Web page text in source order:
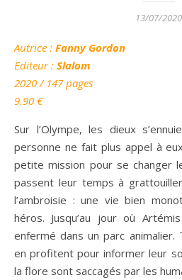
13/07/2020
Autrice : Fanny Gordon
Editeur : Slalom
2020/ 147 pages
9.90 €
Sur l’Olympe, les dieux
personne ne fait plus appel à
petite mission pour se changer
passent leur temps à
l’ambroisie : une vie bien
héros. Jusqu’au jour où
enfermé dans un parc
en profitent pour informer leur
la flore sont saccagés par les